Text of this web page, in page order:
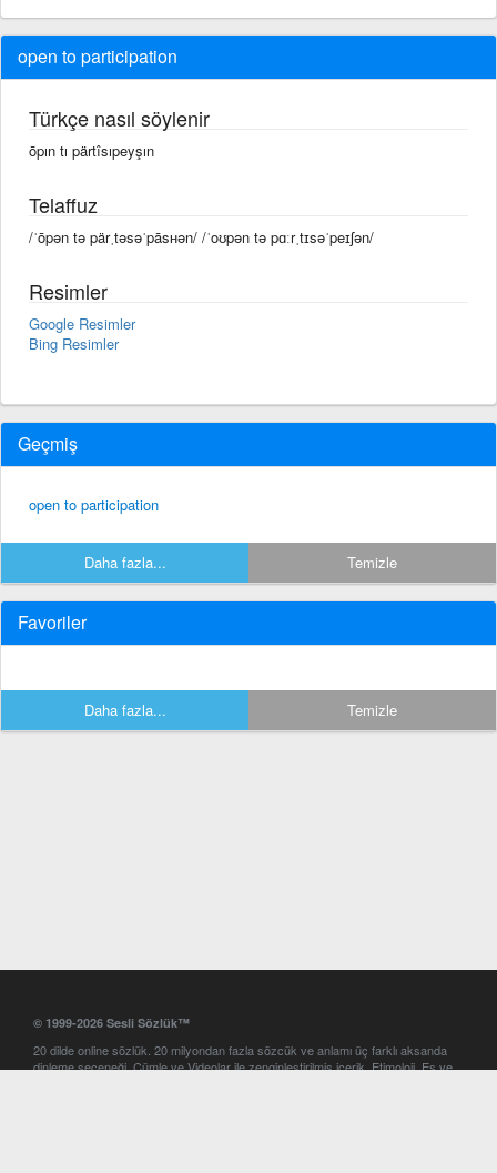
open to participation
Türkçe nasıl söylenir
ōpın tı pärtîsıpeyşın
Telaffuz
/ˈōpən tə pärˌtəsəˈpāsʜən/ /ˈoʊpən tə pɑːrˌtɪsəˈpeɪʃən/
Resimler
Google Resimler
Bing Resimler
Geçmiş
open to participation
Daha fazla... Temizle
Favoriler
Daha fazla... Temizle
© 1999-2026 Sesli Sözlük™
20 dilde online sözlük. 20 milyondan fazla sözcük ve anlamı üç farklı aksanda
dinleme seçeneği. Cümle ve Videolar ile zenginleştirilmiş içerik. Etimoloji, Eş ve